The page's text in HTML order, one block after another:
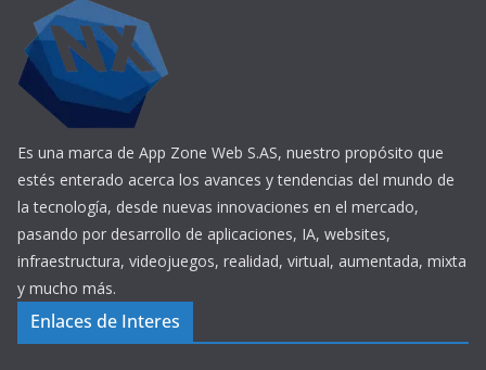
Es una marca de App Zone Web S.AS, nuestro propósito que
estés enterado acerca los avances y tendencias del mundo de
la tecnología, desde nuevas innovaciones en el mercado,
pasando por desarrollo de aplicaciones, IA, websites,
infraestructura, videojuegos, realidad, virtual, aumentada, mixta
y mucho más.
Enlaces de Interes